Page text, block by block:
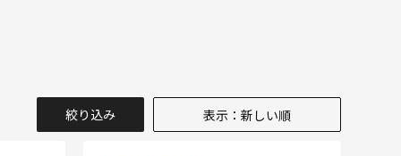
絞り込み 表示：新しい順